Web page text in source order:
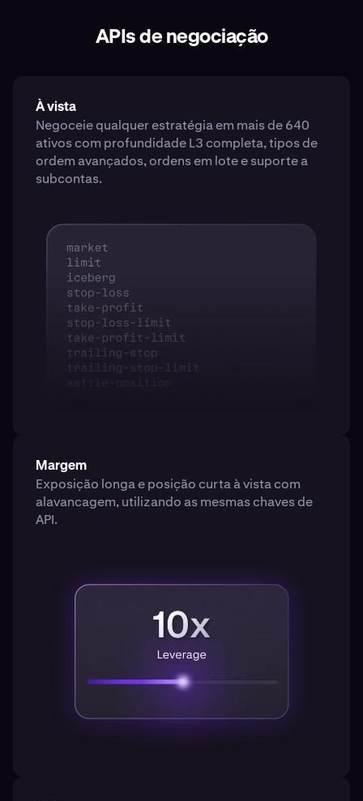
APIs de negociação
À vista
Negoceie qualquer estratégia em mais de 640
ativos com profundidade L3 completa, tipos de
ordem avançados, ordens em lote e suporte a
subcontas.
Margem
Exposição longa e posição curta à vista com
alavancagem, utilizando as mesmas chaves de
API.